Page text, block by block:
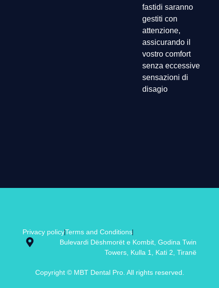
fastidi saranno
gestiti con
attenzione,
assicurando il
vostro comfort
senza eccessive
sensazioni di
disagio
Copyright © MBT Dental Pro. All rights reserved.
Privacy policyTerms and Conditions
Bulevardi Dëshmorët e Kombit, Godina Twin
Towers, Kulla 1, Kati 2, Tiranë